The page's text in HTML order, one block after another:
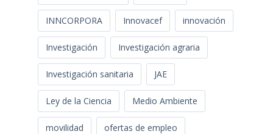
INNCORPORA Innovacef innovación
Investigación Investigación agraria
Investigación sanitaria JAE
Ley de la Ciencia Medio Ambiente
movilidad ofertas de empleo